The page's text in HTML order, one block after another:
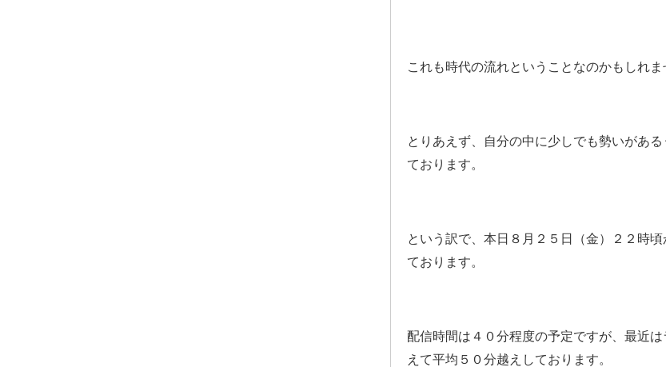
これも時代の流れということなのかもしれま
とりあえず、自分の中に少しでも勢いがあ
ております。
という訳で、本日８月２５日（金）２２時
ております。
配信時間は４０分程度の予定ですが、最近
えて平均５０分越えしております。